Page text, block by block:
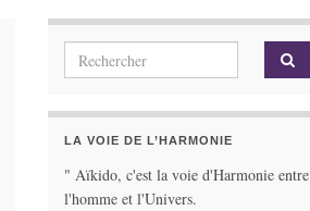
Search for:
LA VOIE DE L’HARMONIE
" Aïkido, c'est la voie d'Harmonie entre
l'homme et l'Univers.